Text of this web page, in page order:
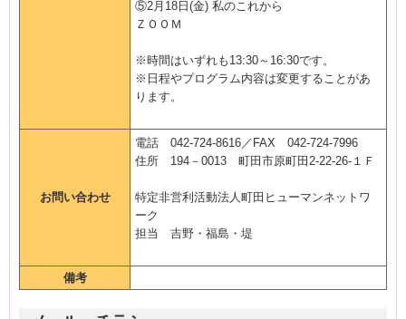
⑤2月18日(金) 私のこれから
ＺＯＯＭ
※時間はいずれも13:30～16:30です。
※日程やプログラム内容は変更することがあ
ります。
お問い合わせ
電話 042-724-8616／FAX 042-724-7996
住所 194－0013 町田市原町田2-22-26-１Ｆ
特定非営利活動法人町田ヒューマンネットワ
ーク
担当 吉野・福島・堤
備考